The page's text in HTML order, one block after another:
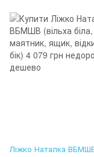
Ліжко Наталка ВБМШВ